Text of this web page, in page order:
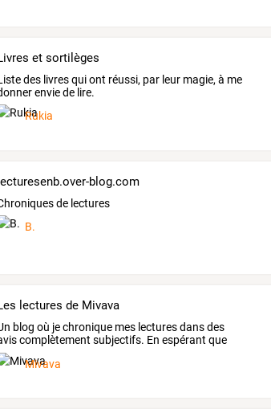
et sortilèges
des livres qui ont réussi, par leur magie, à me
envie de lire.
Rukia
lecturesenb.over-blog.com
de lectures
B.
lectures de Mivava
blog où jechronique mes lecturesdansdes
complètement subjectifs. En espérant que
Mivava